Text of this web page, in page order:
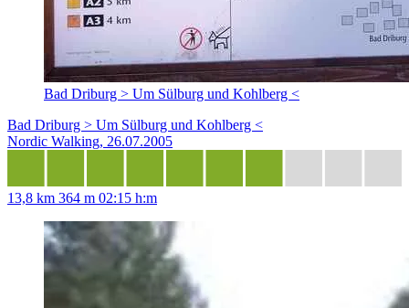
Bad Driburg > Um Sülburg und Kohlberg <
Bad Driburg > Um Sülburg und Kohlberg <
Nordic Walking, 26.07.2005
13,8 km 364 m 02:15 h:m